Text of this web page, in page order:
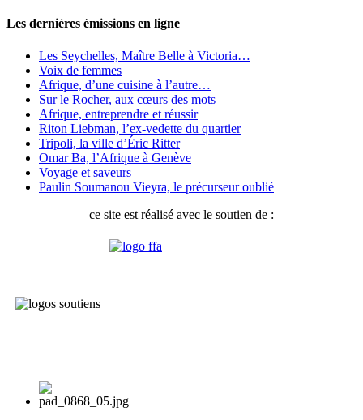
Les dernières émissions en ligne
Les Seychelles, Maître Belle à Victoria…
Voix de femmes
Afrique, d’une cuisine à l’autre…
Sur le Rocher, aux cœurs des mots
Afrique, entreprendre et réussir
Riton Liebman, l’ex-vedette du quartier
Tripoli, la ville d’Éric Ritter
Omar Ba, l’Afrique à Genève
Voyage et saveurs
Paulin Soumanou Vieyra, le précurseur oublié
ce site est réalisé avec le soutien de :